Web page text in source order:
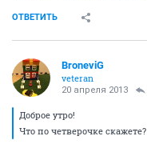
ОТВЕТИТЬ
BroneviG
veteran
20 апреля 2013
Доброе утро!
Что по четверочке скажете?